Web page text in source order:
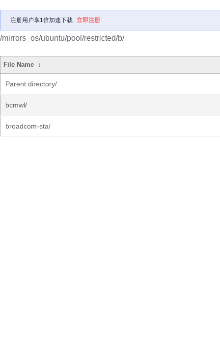
注册用户享1倍加速下载 立即注册
/mirrors_os/ubuntu/pool/restricted/b/
File Name ↓
Parent directory/
bcmwl/
broadcom-sta/